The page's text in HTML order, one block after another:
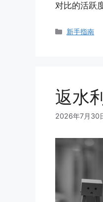
对比的活跃
Categories
新手指南
返水
2026年7月30